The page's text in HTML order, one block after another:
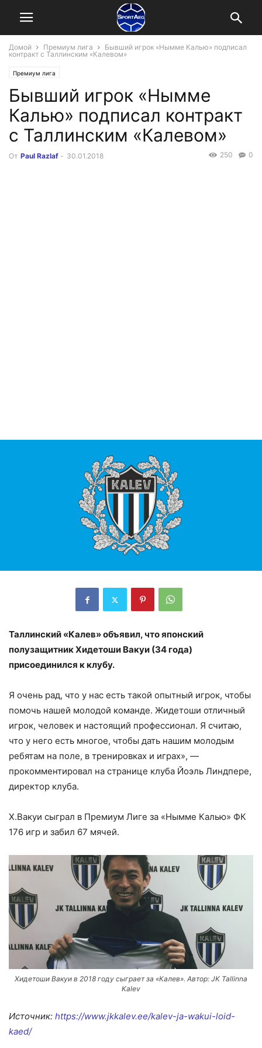
Домой Премиум лига
Бывший игрок «Нымме Калью» подписал
контракт с Таллинским «Калевом»
Премиум лига
Бывший игрок «Нымме
Калью» подписал контракт
с Таллинским «Калевом»
От Paul Razlaf - 30.01.2018 0
250
Таллинский «Калев» объявил, что японский
полузащитник Хидетоши Вакуи (34 года)
присоединился к клубу.
Я очень рад, что у нас есть такой опытный игрок, чтобы
помочь нашей молодой команде. Жидетоши отличный
игрок, человек и настоящий профессионал. Я считаю,
что у него есть многое, чтобы дать нашим молодым
ребятам на поле, в тренировках и играх», —
прокомментировал на странице клуба Йоэль Линдпере,
директор клуба.
Х.Вакуи сыграл в Премиум Лиге за «Нымме Калью» ФК
176 игр и забил 67 мячей.
Хидетоши Вакуи в 2018 году сыграет за «Калев». Автор: JK Tallinna
Kalev
Источник: https://www.jkkalev.ee/kalev-ja-wakui-loid-
kaed/